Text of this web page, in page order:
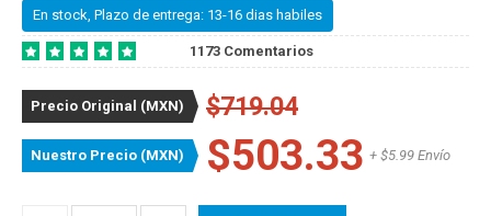
En stock, Plazo de entrega: 13-16 dias habiles
1173 Comentarios
Precio Original (MXN) $719.04
Nuestro Precio (MXN) $503.33 + $5.99 Envío